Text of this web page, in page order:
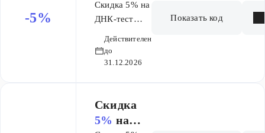
-5%
ДНК-тест
Способно
сти и
характер
Скидка 5% на
ДНК-тест
и характер
Действителен
до
31.12.2026
Показать код
​Скидка
5% на